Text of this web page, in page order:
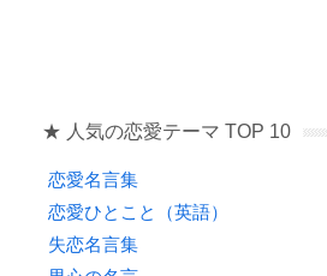
★ 人気の恋愛テーマ TOP 10
恋愛名言集
恋愛ひとこと（英語）
失恋名言集